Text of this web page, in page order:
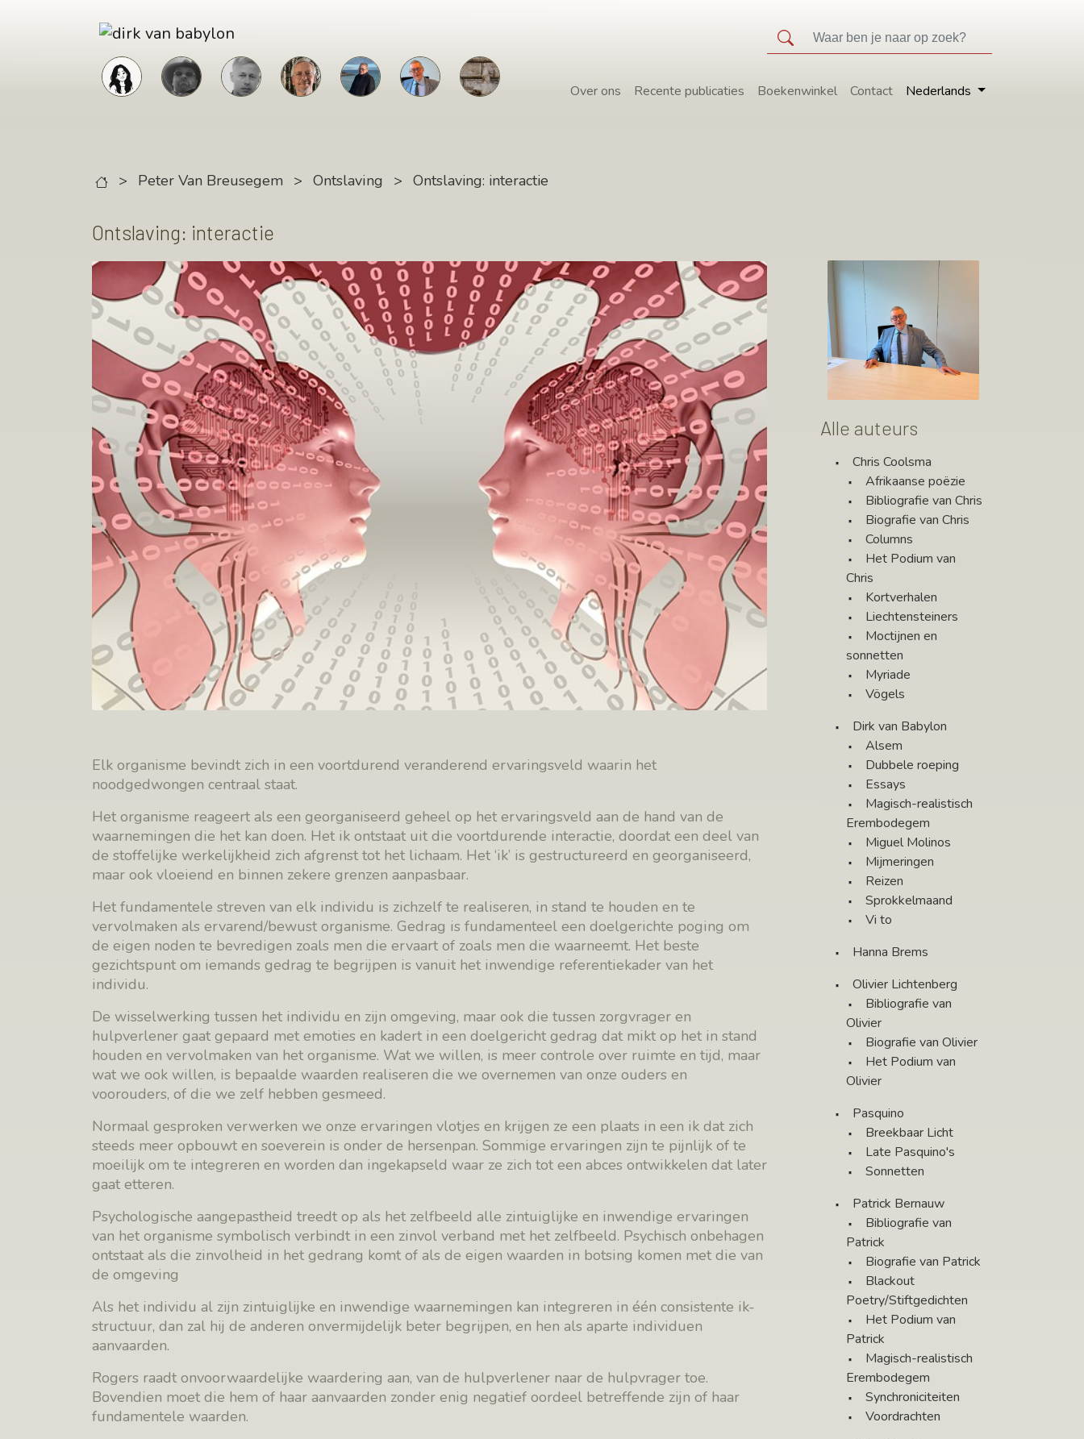
Over ons Recente publicaties Boekenwinkel Contact Nederlands
> Peter Van Breusegem > Ontslaving > Ontslaving: interactie
Ontslaving: interactie
Elk organisme bevindt zich in een voortdurend veranderend ervaringsveld waarin het
noodgedwongen centraal staat.
Het organisme reageert als een georganiseerd geheel op het ervaringsveld aan de hand van de
waarnemingen die het kan doen. Het ik ontstaat uit die voortdurende interactie, doordat een deel van
de stoffelijke werkelijkheid zich afgrenst tot het lichaam. Het ‘ik’ is gestructureerd en georganiseerd,
maar ook vloeiend en binnen zekere grenzen aanpasbaar.
Het fundamentele streven van elk individu is zichzelf te realiseren, in stand te houden en te
vervolmaken als ervarend/bewust organisme. Gedrag is fundamenteel een doelgerichte poging om
de eigen noden te bevredigen zoals men die ervaart of zoals men die waarneemt. Het beste
gezichtspunt om iemands gedrag te begrijpen is vanuit het inwendige referentiekader van het
individu.
De wisselwerking tussen het individu en zijn omgeving, maar ook die tussen zorgvrager en
hulpverlener gaat gepaard met emoties en kadert in een doelgericht gedrag dat mikt op het in stand
houden en vervolmaken van het organisme. Wat we willen, is meer controle over ruimte en tijd, maar
wat we ook willen, is bepaalde waarden realiseren die we overnemen van onze ouders en
voorouders, of die we zelf hebben gesmeed.
Normaal gesproken verwerken we onze ervaringen vlotjes en krijgen ze een plaats in een ik dat zich
steeds meer opbouwt en soeverein is onder de hersenpan. Sommige ervaringen zijn te pijnlijk of te
moeilijk om te integreren en worden dan ingekapseld waar ze zich tot een abces ontwikkelen dat later
gaat etteren.
Psychologische aangepastheid treedt op als het zelfbeeld alle zintuiglijke en inwendige ervaringen
van het organisme symbolisch verbindt in een zinvol verband met het zelfbeeld. Psychisch onbehagen
ontstaat als die zinvolheid in het gedrang komt of als de eigen waarden in botsing komen met die van
de omgeving
Als het individu al zijn zintuiglijke en inwendige waarnemingen kan integreren in één consistente ik-
structuur, dan zal hij de anderen onvermijdelijk beter begrijpen, en hen als aparte individuen
aanvaarden.
Rogers raadt onvoorwaardelijke waardering aan, van de hulpverlener naar de hulpvrager toe.
Bovendien moet die hem of haar aanvaarden zonder enig negatief oordeel betreffende zijn of haar
fundamentele waarden.
Alle auteurs
Chris Coolsma
Afrikaanse poëzie
Bibliografie van Chris
Biografie van Chris
Columns
Het Podium van
Chris
Kortverhalen
Liechtensteiners
Moctijnen en
sonnetten
Myriade
Vögels
Dirk van Babylon
Alsem
Dubbele roeping
Essays
Magisch-realistisch
Erembodegem
Miguel Molinos
Mijmeringen
Reizen
Sprokkelmaand
Vi to
Hanna Brems
Olivier Lichtenberg
Bibliografie van
Olivier
Biografie van Olivier
Het Podium van
Olivier
Pasquino
Breekbaar Licht
Late Pasquino's
Sonnetten
Patrick Bernauw
Bibliografie van
Patrick
Biografie van Patrick
Blackout
Poetry/Stiftgedichten
Het Podium van
Patrick
Magisch-realistisch
Erembodegem
Synchroniciteiten
Voordrachten